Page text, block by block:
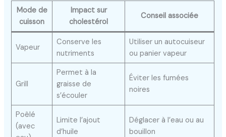
Mode de
cuisson
Impact sur
cholestérol
Conseil associée
Vapeur
Conserve les
nutriments
Utiliser un autocuiseur
ou panier vapeur
Grill
Permet à la
graisse de
s’écouler
Éviter les fumées
noires
Poêlé
(avec
Limite l’ajout
d’huile
Déglacer à l’eau ou au
bouillon